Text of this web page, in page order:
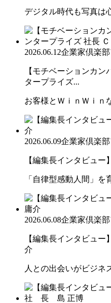
デジタル時代も写真は
2026.06.12企業家倶楽
【モチベーションカ
タープライズ...
お客様とＷｉｎＷｉｎ
2026.06.09企業家倶楽
【編集長インタビュ
「自律型感動人間」
2026.06.08企業家倶楽
【編集長インタビュ
介
人との出会いがビジネ